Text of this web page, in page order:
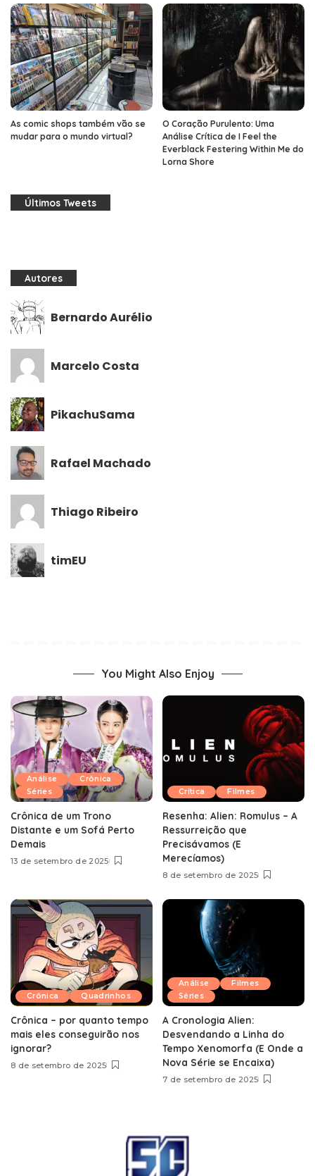
As comic shops também vão se
mudar para o mundo virtual?
O Coração Purulento: Uma
Análise Crítica de I Feel the
Everblack Festering Within Me do
Lorna Shore
Últimos Tweets
Autores
Bernardo Aurélio
Marcelo Costa
PikachuSama
Rafael Machado
Thiago Ribeiro
timEU
You Might Also Enjoy
Análise
Crônica
Séries
Crônica de um Trono
Distante e um Sofá Perto
Demais
13 de setembro de 2025
Crítica Filmes
Resenha: Alien: Romulus – A
Ressurreição que
Precisávamos (E
Merecíamos)
8 de setembro de 2025
Crônica Quadrinhos
Crônica – por quanto tempo
mais eles conseguirão nos
ignorar?
8 de setembro de 2025
Análise
Filmes
Séries
A Cronologia Alien:
Desvendando a Linha do
Tempo Xenomorfa (E Onde a
Nova Série se Encaixa)
7 de setembro de 2025